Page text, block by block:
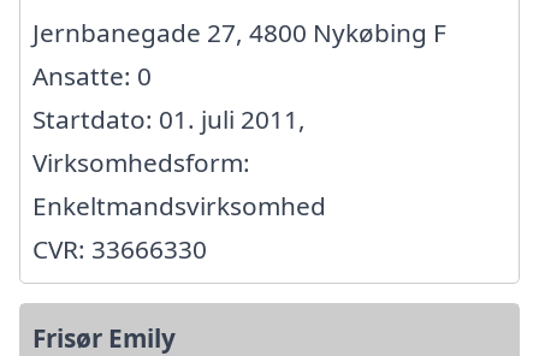
Jernbanegade 27, 4800 Nykøbing F
Ansatte: 0
Startdato: 01. juli 2011,
Virksomhedsform:
Enkeltmandsvirksomhed
CVR: 33666330
Frisør Emily